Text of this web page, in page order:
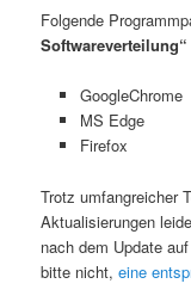
Folgende
Softwareverteilung“
GoogleChrome
MS Edge
Firefox
Trotz umfangreicher
Aktualisierungen
nach dem Update
bitte nicht,eine